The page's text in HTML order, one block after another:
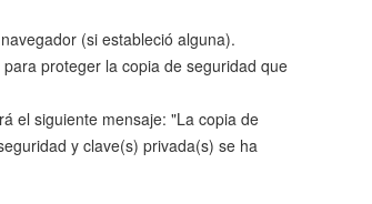
(si estableció alguna).
proteger la copia de seguridad que
el siguiente mensaje: "La copia de
y clave(s) privada(s) se ha